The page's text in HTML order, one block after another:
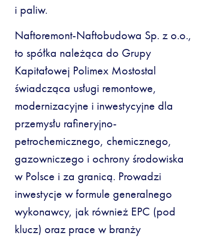
i paliw.
Naftoremont-Naftobudowa Sp. z o.o.,
to spółka należąca do Grupy
Kapitałowej Polimex Mostostal
świadcząca usługi remontowe,
modernizacyjne i inwestycyjne dla
przemysłu rafineryjno-
petrochemicznego, chemicznego,
gazowniczego i ochrony środowiska
w Polsce i za granicą. Prowadzi
inwestycje w formule generalnego
wykonawcy, jak również EPC (pod
klucz) oraz prace w branży